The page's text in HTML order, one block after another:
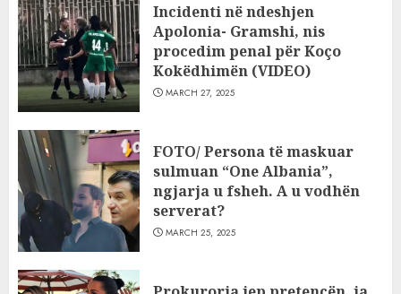
Incidenti në ndeshjen
Apolonia- Gramshi, nis
procedim penal për Koço
Kokëdhimën (VIDEO)
MARCH 27, 2025
FOTO/ Persona të maskuar
sulmuan “One Albania”,
ngjarja u fsheh. A u vodhën
serverat?
MARCH 25, 2025